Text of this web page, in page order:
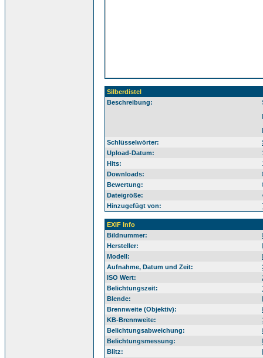
Silberdistel
Beschreibung:
Schlüsselwörter:
Upload-Datum:
Hits:
Downloads:
Bewertung:
Dateigröße:
Hinzugefügt von:
EXIF Info
Bildnummer:
Hersteller:
Modell:
Aufnahme, Datum und Zeit:
ISO Wert:
Belichtungszeit:
Blende:
Brennweite (Objektiv):
KB-Brennweite:
Belichtungsabweichung:
Belichtungsmessung:
Blitz: